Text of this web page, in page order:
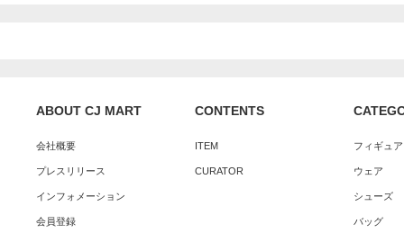
ABOUT CJ MART
会社概要
プレスリリース
インフォメーション
会員登録
CONTENTS
ITEM
CURATOR
フィギュ
ウェア
シューズ
バッグ